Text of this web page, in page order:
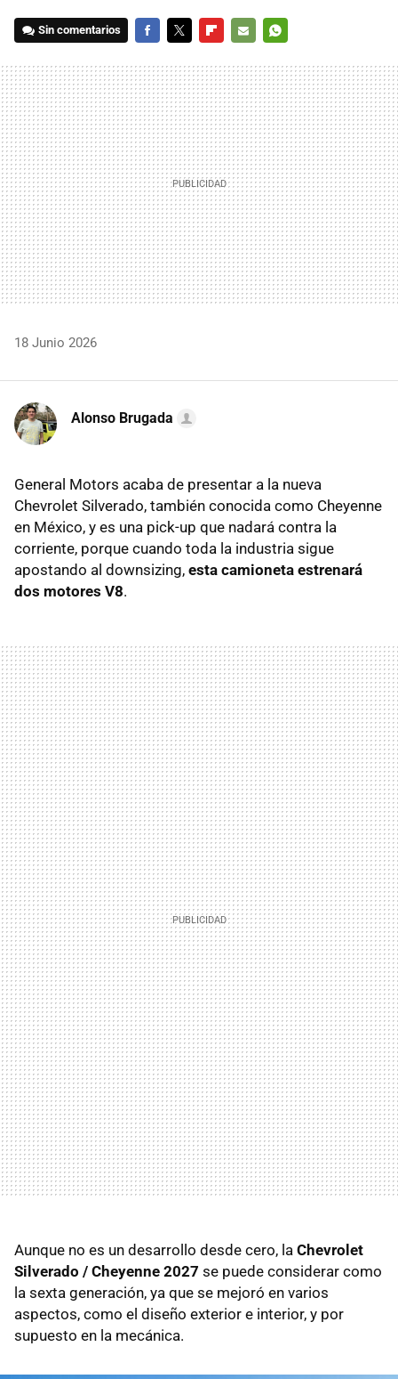
Sin comentarios
MAIL
18 Junio 2026
Alonso Brugada
General Motors acaba de presentar a la nueva
Chevrolet Silverado, también conocida como Cheyenne
en México, y es una pick-up que nadará contra la
corriente, porque cuando toda la industria sigue
apostando al downsizing, esta camioneta estrenará
dos motores V8.
Aunque no es un desarrollo desde cero, la Chevrolet
Silverado / Cheyenne 2027 se puede considerar como
la sexta generación, ya que se mejoró en varios
aspectos, como el diseño exterior e interior, y por
supuesto en la mecánica.